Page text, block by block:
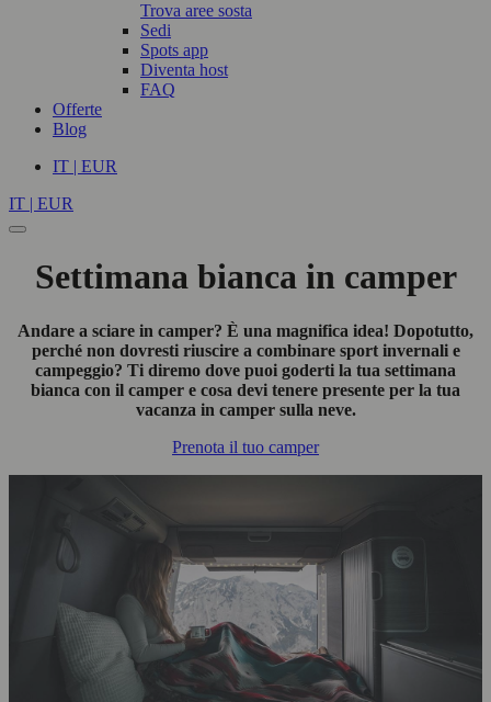
Trova aree sosta
Sedi
Spots app
Diventa host
FAQ
Offerte
Blog
IT | EUR
IT | EUR
Settimana bianca in camper
Andare a sciare in camper? È una magnifica idea! Dopotutto,
perché non dovresti riuscire a combinare sport invernali e
campeggio? Ti diremo dove puoi goderti la tua settimana
bianca con il camper e cosa devi tenere presente per la tua
vacanza in camper sulla neve.
Prenota il tuo camper